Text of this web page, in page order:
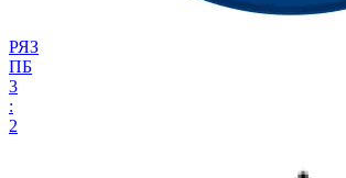
РЯЗ
ПБ
3
:
2